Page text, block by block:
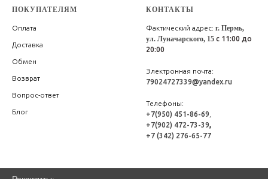
ПОКУПАТЕЛЯМ
Оплата
Доставка
Обмен
Возврат
Вопрос-ответ
Блог
КОНТАКТЫ
Фактический адрес: г. Пермь,
ул. Луначарского, 15 с 11:00 до
20:00
Электронная почта:
79024727339@yandex.ru
Телефоны:
+7(950) 451-86-69
+7(902) 472-73-39,
+7 (342) 276-65-77